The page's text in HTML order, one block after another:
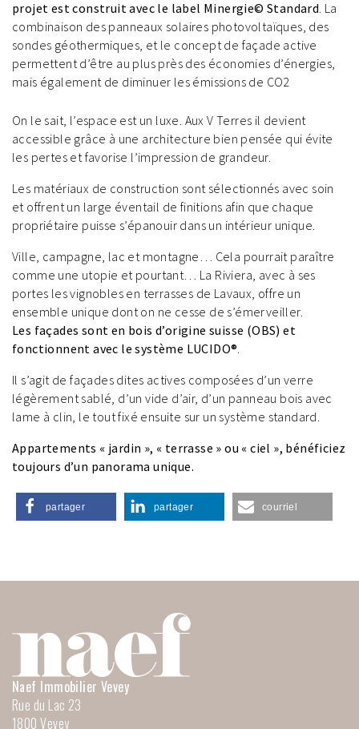
projet est construit avec le label Minergie© Standard. La
combinaison des panneaux solaires photovoltaïques, des
sondes géothermiques, et le concept de façade active
permettent d’être au plus près des économies d’énergies,
mais également de diminuer les émissions de CO2
On le sait, l’espace est un luxe. Aux V Terres il devient
accessible grâce à une architecture bien pensée qui évite
les pertes et favorise l’impression de grandeur.
Les matériaux de construction sont sélectionnés avec soin
et offrent un large éventail de finitions afin que chaque
propriétaire puisse s’épanouir dans un intérieur unique.
Ville, campagne, lac et montagne… Cela pourrait paraître
comme une utopie et pourtant… La Riviera, avec à ses
portes les vignobles en terrasses de Lavaux, offre un
ensemble unique dont on ne cesse de s’émerveiller.
Les façades sont en bois d’origine suisse (OBS) et
fonctionnent avec le système LUCIDO®.
Il s’agit de façades dites actives composées d’un verre
légèrement sablé, d’un vide d’air, d’un panneau bois avec
lame à clin, le tout fixé ensuite sur un système standard.
Appartements « jardin », « terrasse » ou « ciel », bénéficiez
toujours d’un panorama unique.
partager partager courriel
Naef Immobilier Vevey
Rue du Lac 23
1800Vevey